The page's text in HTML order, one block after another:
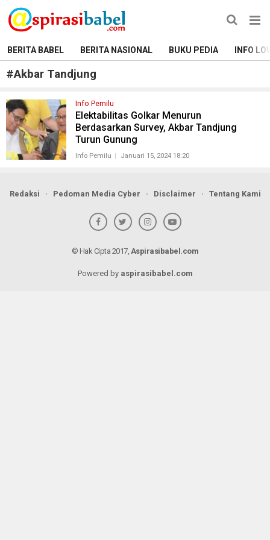
BERITA BABEL BERITA NASIONAL BUKU PEDIA INFO
#Akbar Tandjung
Info Pemilu
Elektabilitas Golkar Menurun
Berdasarkan Survey, Akbar Tandjung
Turun Gunung
Info Pemilu Januari 15, 2024 18:20
Redaksi Pedoman Media Cyber Disclaimer Tentang Kami
© Hak Cipta 2017, Aspirasibabel.com
Powered by aspirasibabel.com